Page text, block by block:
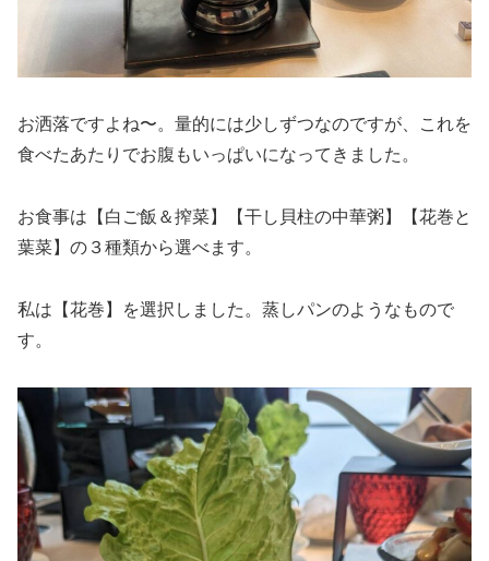
お洒落ですよね〜。量的には少しずつなのですが、これを
食べたあたりでお腹もいっぱいになってきました。
お食事は【白ご飯＆搾菜】【干し貝柱の中華粥】【花巻と
葉菜】の３種類から選べます。
私は【花巻】を選択しました。蒸しパンのようなもので
す。